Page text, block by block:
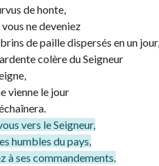
de honte,
ne deveniez
de paille dispersés en un jour,
colère du Seigneur
vienne le jour
vers le Seigneur,
humbles du pays,
à ses commandements.